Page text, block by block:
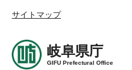
サイトマップ
岐阜県庁
GIFU Prefectural Office